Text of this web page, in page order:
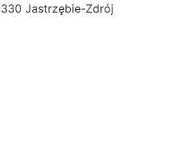
330 Jastrzębie-Zdrój